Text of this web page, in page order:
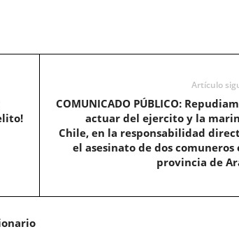
Artículo
COMUNICADO PÚBLICO:
actuar del ejercito y la
Chile, en la responsabilidad
el asesinato de dos comuneros
provincia de